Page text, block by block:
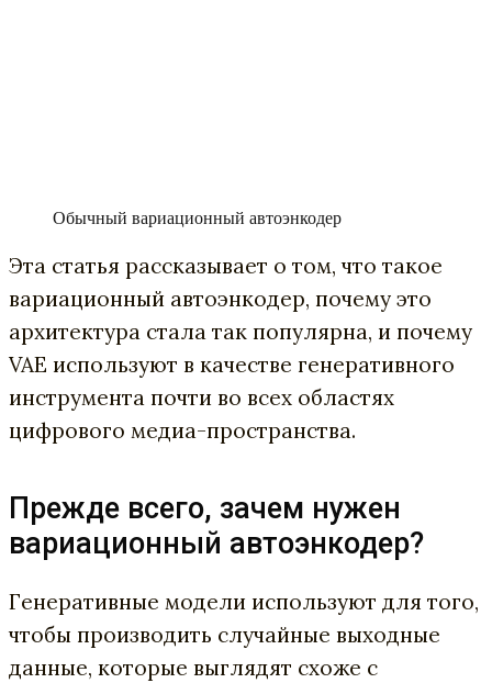
Обычный вариационный автоэнкодер
Эта статья рассказывает о том, что такое
вариационный автоэнкодер, почему это
архитектура стала так популярна, и почему
VAE используют в качестве генеративного
инструмента почти во всех областях
цифрового медиа-пространства.
Прежде всего, зачем нужен
вариационный автоэнкодер?
Генеративные модели используют для того,
чтобы производить случайные выходные
данные, которые выглядят схоже с